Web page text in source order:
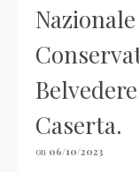
Caserta.
on 06/10/2023